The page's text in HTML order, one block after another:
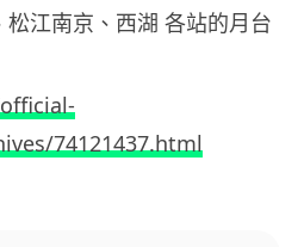
江南京、西湖 各站的月台
74121437.html